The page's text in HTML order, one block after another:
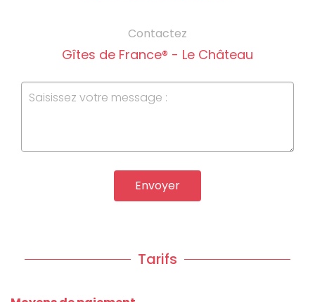
Contactez
Gîtes de France® - Le Château
Envoyer
Tarifs